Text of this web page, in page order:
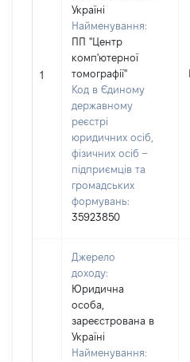
1
Україні
Найменування:
ПП "Центр
комп'ютерної
томографії"
Код в Єдиному
державному
реєстрі
юридичних осіб,
фізичних осіб –
підприємців та
громадських
формувань:
35923850
Джерело
доходу:
Юридична
особа,
зареєстрована в
Україні
Найменування: